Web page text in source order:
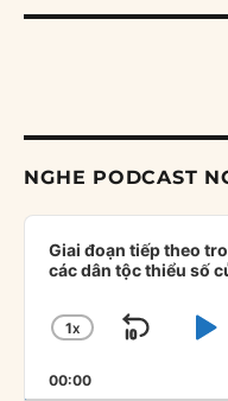
NGHE PODCAST
Audio
Player
Giai đoạn tiếp theo
các dân tộc thiểu số
CHANGE
RATE
1X
SKIP
00:00